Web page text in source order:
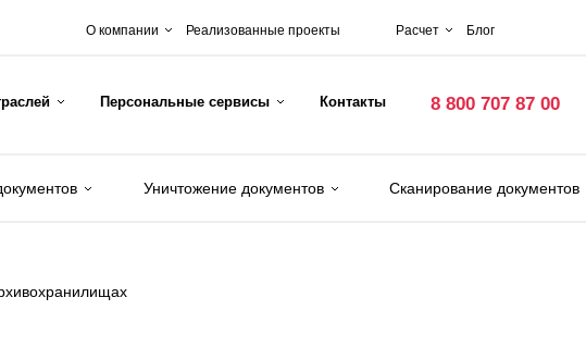
О компании Реализованные проекты Расчет Блог
Персональные сервисы Контакты 8 800 707 87 00
Уничтожение документов Сканирование документов